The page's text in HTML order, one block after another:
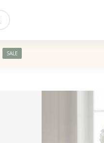
SALE